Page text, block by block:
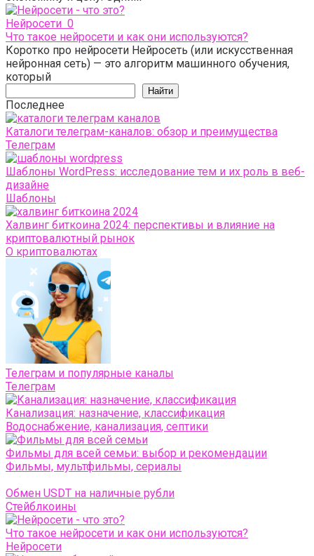
Нейросети 0
Что такое нейросети и как они используются?
Коротко про нейросети Нейросеть (или искусственная
нейронная сеть) — это алгоритм машинного обучения,
который
Найти
Последнее
Каталоги телеграм-каналов: обзор и преимущества
Телеграм
Шаблоны WordPress: исследование тем и их роль в веб-
дизайне
Шаблоны
Халвинг биткоина 2024: перспективы и влияние на
криптовалютный рынок
О криптовалютах
Телеграм и популярные каналы
Телеграм
Канализация: назначение, классификация
Водоснабжение, канализация, септики
Фильмы для всей семьи: выбор и рекомендации
Фильмы, мультфильмы, сериалы
Обмен USDT на наличные рубли
Стейблкоины
Что такое нейросети и как они используются?
Нейросети